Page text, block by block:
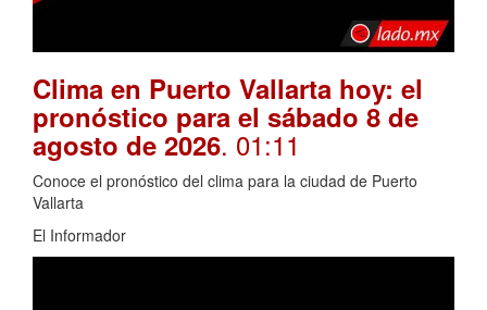
Clima en Puerto Vallarta hoy: el
pronóstico para el sábado 8 de
agosto de 2026. 01:11
Conoce el pronóstico del clima para la ciudad de Puerto
Vallarta
El Informador